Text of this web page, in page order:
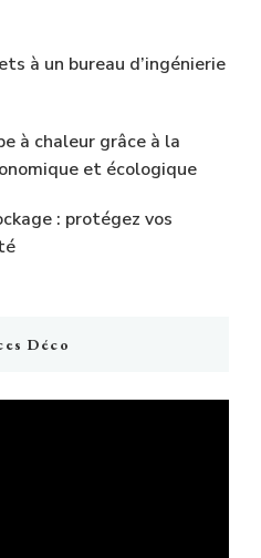
à un bureau d’ingénierie
à chaleur grâce à la
et écologique
: protégez vos
Déco